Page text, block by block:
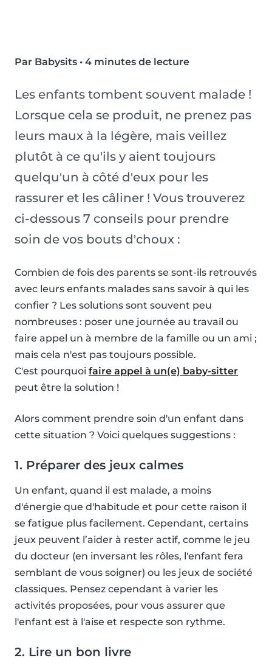
Par Babysits • 4 minutes de lecture
Les enfants tombent souvent malade !
Lorsque cela se produit, ne prenez pas
leurs maux à la légère, mais veillez
plutôt à ce qu'ils y aient toujours
quelqu'un à côté d'eux pour les
rassurer et les câliner ! Vous trouverez
ci-dessous 7 conseils pour prendre
soin de vos bouts d'choux :
Combien de fois des parents se sont-ils retrouvés
avec leurs enfants malades sans savoir à qui les
confier ? Les solutions sont souvent peu
nombreuses : poser une journée au travail ou
faire appel un à membre de la famille ou un ami ;
mais cela n'est pas toujours possible.
C'est pourquoi faire appel à un(e) baby-sitter
peut être la solution !
Alors comment prendre soin d'un enfant dans
cette situation ? Voici quelques suggestions :
1. Préparer des jeux calmes
Un enfant, quand il est malade, a moins
d'énergie que d'habitude et pour cette raison il
se fatigue plus facilement. Cependant, certains
jeux peuvent l’aider à rester actif, comme le jeu
du docteur (en inversant les rôles, l'enfant fera
semblant de vous soigner) ou les jeux de société
classiques. Pensez cependant à varier les
activités proposées, pour vous assurer que
l'enfant est à l'aise et respecte son rythme.
2. Lire un bon livre